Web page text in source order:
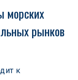
морских
рынков
к